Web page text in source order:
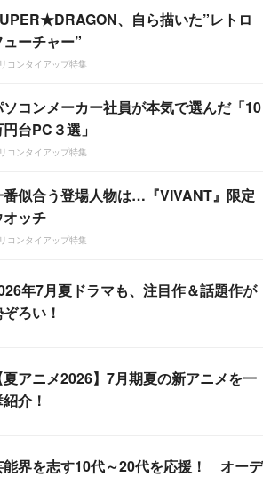
、自ら描いた”レトロ
ューチャー”
コンタイアップ特集
ソコンメーカー社員が本気で選んだ「10
台PC３選」
コンタイアップ特集
番似合う登場人物は…『VIVANT』限定
オッチ
コンタイアップ特集
年7月夏ドラマも、注目作＆話題作が
ろい！
夏アニメ2026】7月期夏の新アニメを一
介！
能界を志す10代～20代を応援！ オーデ